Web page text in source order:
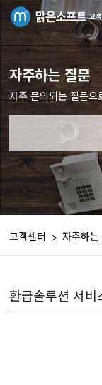
자주하는 질문
자주 문의되는 질문
고객센터 자주하는
환급솔루션 서비